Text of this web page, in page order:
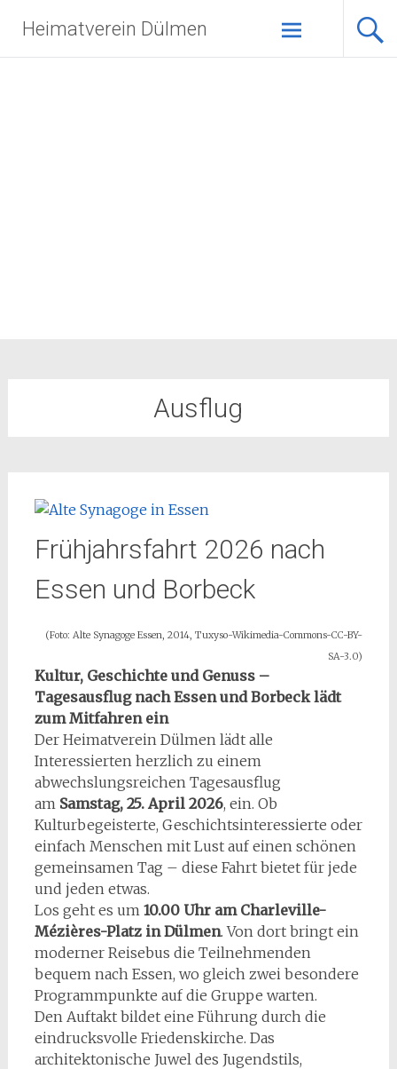
Inhalt
springen
Heimatverein Dülmen
Ausflug
Frühjahrsfahrt 2026 nach
Essen und Borbeck
(Foto: Alte Synagoge Essen, 2014, Tuxyso-Wikimedia-Commons-CC-BY-
SA-3.0)
Kultur, Geschichte und Genuss –
Tagesausflug nach Essen und Borbeck lädt
zum Mitfahren ein
Der Heimatverein Dülmen lädt alle
Interessierten herzlich zu einem
abwechslungsreichen Tagesausflug
am Samstag, 25. April 2026, ein. Ob
Kulturbegeisterte, Geschichtsinteressierte oder
einfach Menschen mit Lust auf einen schönen
gemeinsamen Tag – diese Fahrt bietet für jede
und jeden etwas.
Los geht es um 10.00 Uhr am Charleville-
Mézières-Platz in Dülmen. Von dort bringt ein
moderner Reisebus die Teilnehmenden
bequem nach Essen, wo gleich zwei besondere
Programmpunkte auf die Gruppe warten.
Den Auftakt bildet eine Führung durch die
eindrucksvolle Friedenskirche. Das
architektonische Juwel des Jugendstils,